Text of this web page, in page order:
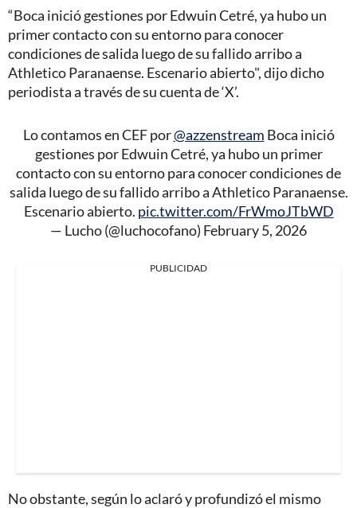
“Boca inició gestiones por Edwuin Cetré, ya hubo un
primer contacto con su entorno para conocer
condiciones de salida luego de su fallido arribo a
Athletico Paranaense. Escenario abierto", dijo dicho
periodista a través de su cuenta de ‘X’.
Lo contamos en CEF por@azzenstream Boca inició
gestiones por Edwuin Cetré, ya hubo un primer
contacto con su entorno para conocer condiciones de
salida luego de su fallido arribo a Athletico Paranaense.
Escenario abierto. pic.twitter.com/FrWmoJTbWD
— Lucho (@luchocofano) February 5, 2026
PUBLICIDAD
No obstante, según lo aclaró y profundizó el mismo